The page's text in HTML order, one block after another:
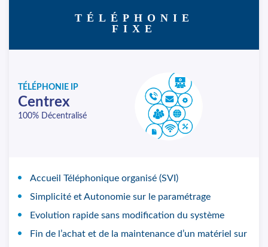
TÉLÉPHONIE
FIXE
TÉLÉPHONIE IP
Centrex
100% Décentralisé
Accueil Téléphonique organisé (SVI)
Simplicité et Autonomie sur le paramétrage
Evolution rapide sans modification du système
Fin de l’achat et de la maintenance d’un matériel sur